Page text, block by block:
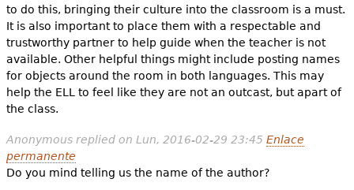
to do this, bringing their culture into the classroom is a must.
It is also important to place them with a respectable and
trustworthy partner to help guide when the teacher is not
available. Other helpful things might include posting names
for objects around the room in both languages. This may
help the ELL to feel like they are not an outcast, but apart of
the class.
Anonymousreplied on Lun, 2016-02-29 23:45 Enlace
permanente
Do you mind telling us the name of the author?